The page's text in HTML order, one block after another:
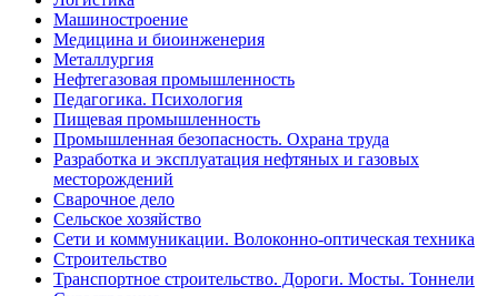
Машиностроение
Медицина и биоинженерия
Металлургия
Нефтегазовая промышленность
Педагогика. Психология
Пищевая промышленность
Промышленная безопасность. Охрана труда
Разработка и эксплуатация нефтяных и газовых
месторождений
Сварочное дело
Сельское хозяйство
Сети и коммуникации. Волоконно-оптическая техника
Строительство
Транспортное строительство. Дороги. Мосты. Тоннели